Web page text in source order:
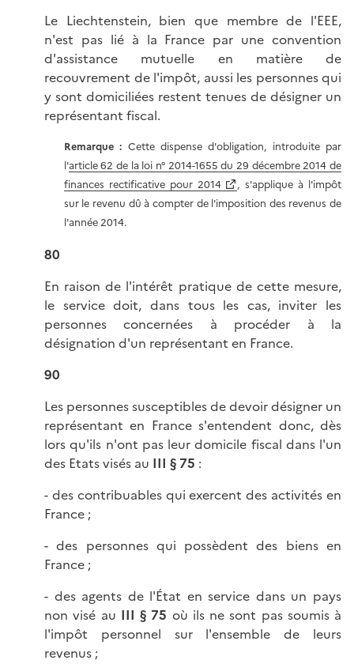
Le Liechtenstein, bien que membre de l'EEE,
n'est pas lié à la France par une convention
d'assistance mutuelle en matière de
recouvrement de l'impôt, aussi les personnes qui
y sont domiciliées restent tenues de désigner un
représentant fiscal.
Remarque : Cette dispense d'obligation, introduite par
l'article 62 de la loi n° 2014-1655 du 29 décembre 2014 de
finances rectificative pour 2014
, s'applique à l'impôt
sur le revenu dû à compter de l'imposition des revenus de
l'année 2014.
80
En raison de l'intérêt pratique de cette mesure,
le service doit, dans tous les cas, inviter les
personnes concernées à procéder à la
désignation d'un représentant en France.
90
Les personnes susceptibles de devoir désigner un
représentant en France s'entendent donc, dès
lors qu'ils n'ont pas leur domicile fiscal dans l'un
des Etats visés au III § 75 :
- des contribuables qui exercent des activités en
France ;
- des personnes qui possèdent des biens en
France ;
- des agents de l'État en service dans un pays
non visé au III § 75 où ils ne sont pas soumis à
l'impôt personnel sur l'ensemble de leurs
revenus ;